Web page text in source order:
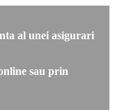
al unei asigurari
sau prin